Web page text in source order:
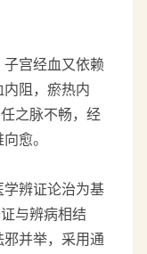
宫经血又依赖
阻，瘀热内
之脉不畅，经
愈。
辨证论治为基
与辨病相结
并举，采用通